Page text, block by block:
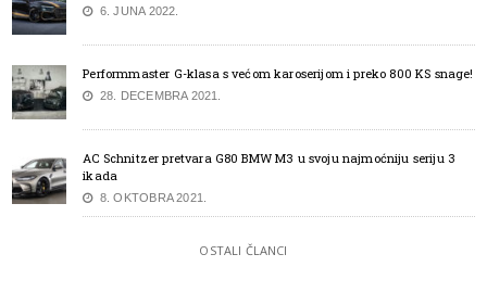
6. JUNA 2022.
Performmaster G-klasa s većom karoserijom i preko 800 KS snage!
28. DECEMBRA 2021.
AC Schnitzer pretvara G80 BMW M3 u svoju najmoćniju seriju 3
ikada
8. OKTOBRA 2021.
OSTALI ČLANCI